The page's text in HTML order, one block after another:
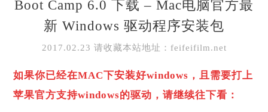
Boot Camp 6.0 下载 – Mac电脑官方最
新 Windows 驱动程序安装包
2017.02.23 请收藏本站地址：feifeifilm.net
如果你已经在MAC下安装好windows，且需要打上
苹果官方支持windows的驱动，请继续往下看：